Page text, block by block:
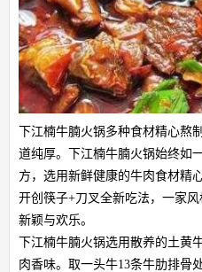
下江楠牛腩火锅多种食材精心熬
道纯厚。下江楠牛腩火锅始终如
方，选用新鲜健康的牛肉食材精
开创筷子+刀叉全新吃法，一家
新颖与欢乐。
下江楠牛腩火锅选用散养的土黄
肉香味。取一头牛13条牛肋排骨